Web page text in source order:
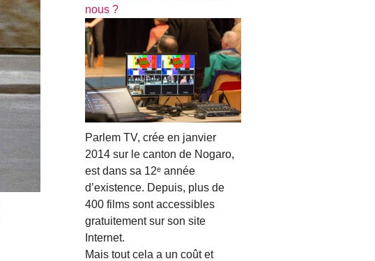
nous ?
Parlem TV, crée en janvier
2014 sur le canton de Nogaro,
est dans sa 12ᵉ année
d’existence. Depuis, plus de
400 films sont accessibles
gratuitement sur son site
Internet.
Mais tout cela a un coût et